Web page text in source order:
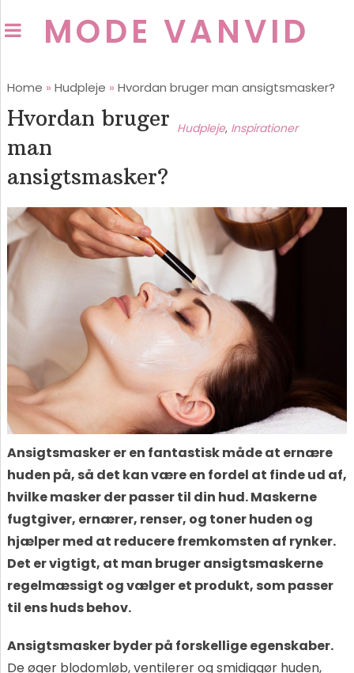
MODE VANVID
Home » Hudpleje » Hvordan bruger man ansigtsmasker?
Hvordan bruger
man
ansigtsmasker?
Hudpleje, Inspirationer
Ansigtsmasker er en fantastisk måde at ernære
huden på, så det kan være en fordel at finde ud af,
hvilke masker der passer til din hud. Maskerne
fugtgiver, ernærer, renser, og toner huden og
hjælper med at reducere fremkomsten af rynker.
Det er vigtigt, at man bruger ansigtsmaskerne
regelmæssigt og vælger et produkt, som passer
til ens huds behov.
Ansigtsmasker byder på forskellige egenskaber.
De øger blodomløb, ventilerer og smidiggør huden,